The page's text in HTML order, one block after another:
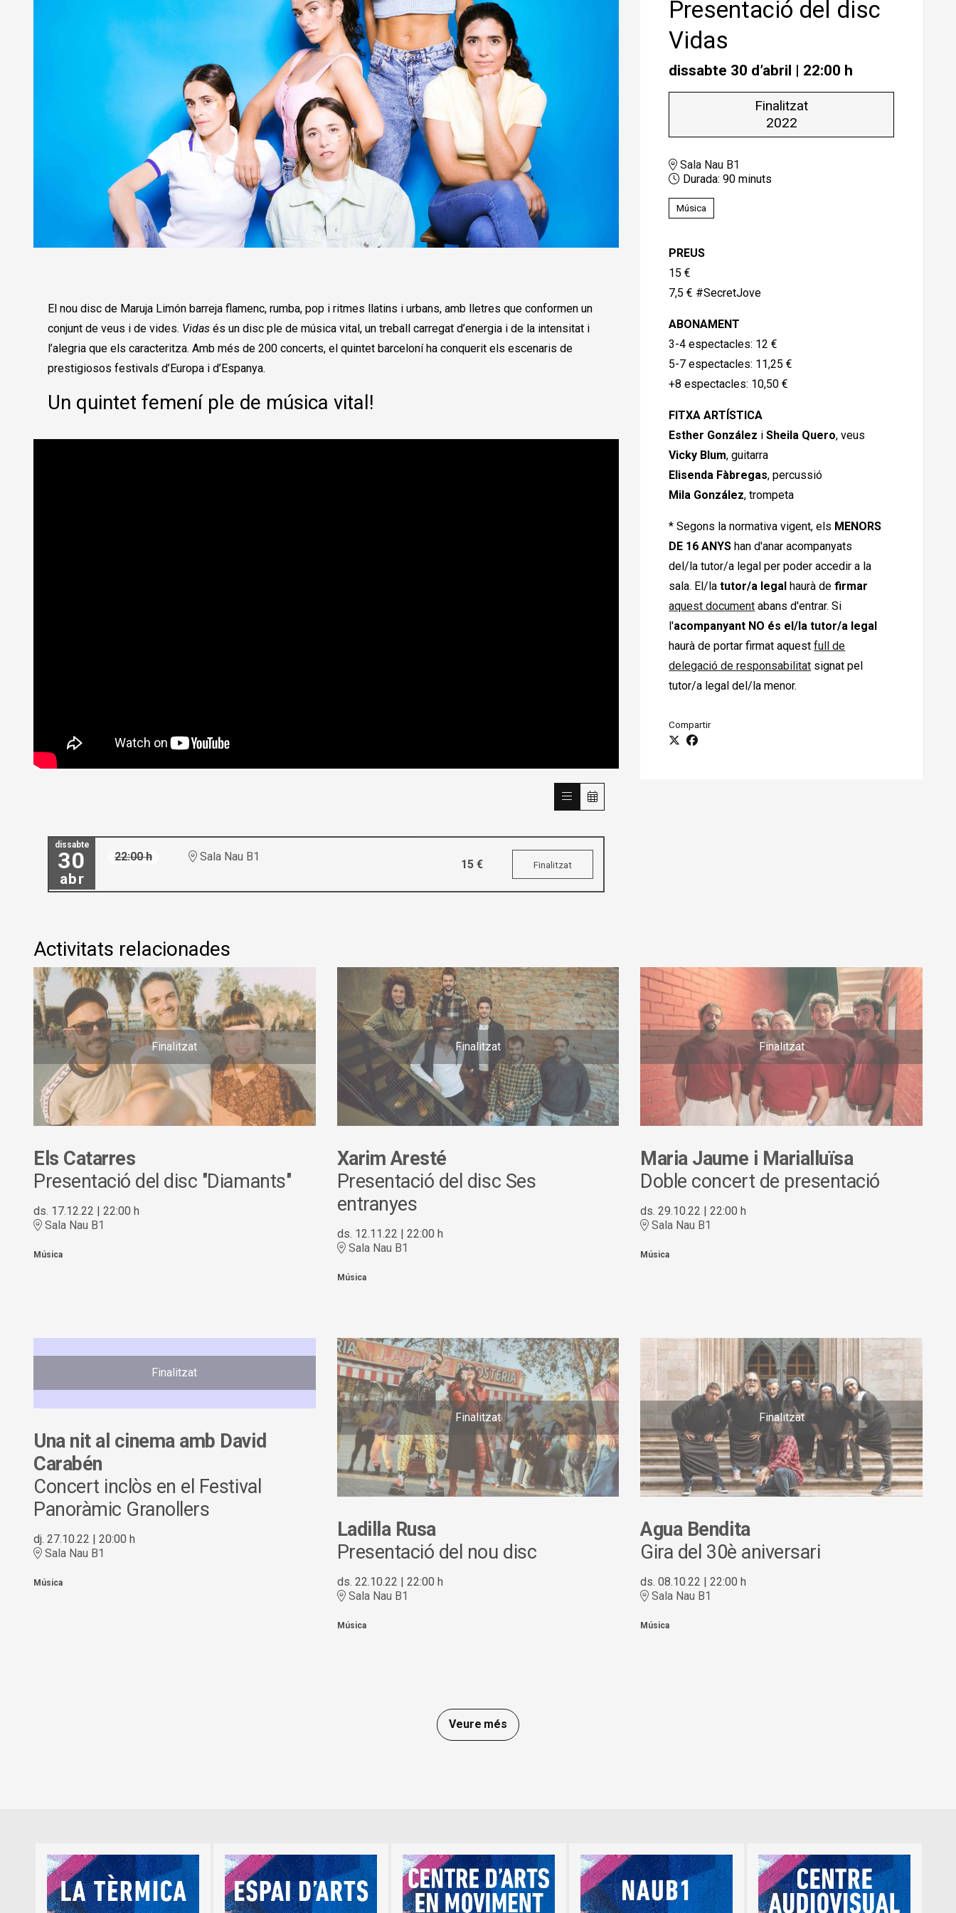
Presentació del disc
Vidas
dissabte 30 d’abril | 22:00 h
Finalitzat
2022
Sala Nau B1
Durada: 90 minuts
Música
PREUS
15 €
7,5 € #SecretJove
ABONAMENT
3-4 espectacles: 12 €
5-7 espectacles: 11,25 €
+8 espectacles: 10,50 €
FITXA ARTÍSTICA
Esther González iSheila Quero, veus
Vicky Blum, guitarra
Elisenda Fàbregas, percussió
Mila González, trompeta
* Segons la normativa vigent, els MENORS
DE 16 ANYS han d'anar acompanyats
del/la tutor/a legal per poder accedir a la
sala. El/latutor/a legal haurà de firmar
aquest document abans d'entrar. Si
l'acompanyant NO és el/la tutor/a legal
haurà de portar firmat aquestfull de
delegació de responsabilitat signat pel
tutor/a legal del/la menor.
Compartir
El nou disc de Maruja Limón barreja flamenc, rumba, pop i ritmes llatins i urbans, amb lletres que conformen un
conjunt de veus i de vides. Vidas és un disc ple de música vital, un treball carregat d’energia i de la intensitat i
l’alegria que els caracteritza. Amb més de 200 concerts, el quintet barceloní ha conquerit els escenaris de
prestigiosos festivals d’Europa i d’Espanya.
Un quintet femení ple de música vital!
dissabte
30
abr
22:00 h Sala Nau B1
15 € Finalitzat
Activitats relacionades
Finalitzat
Els Catarres
Presentació del disc "Diamants"
ds. 17.12.22
22:00 h
Sala Nau B1
Música
Finalitzat
Xarim Aresté
Presentació del disc Ses
entranyes
ds. 12.11.22
22:00 h
Sala Nau B1
Música
Finalitzat
Maria Jaume i Marialluïsa
Doble concert de presentació
ds. 29.10.22 |22:00 h
Sala Nau B1
Música
Finalitzat
Una nit al cinema amb David
Carabén
Concert inclòs en el Festival
Panoràmic Granollers
dj. 27.10.22 | 20:00 h
Sala Nau B1
Música
Finalitzat
Ladilla Rusa
Presentació del nou disc
ds. 22.10.22
22:00 h
Sala Nau B1
Música
Finalitzat
Agua Bendita
Gira del 30è aniversari
ds. 08.10.22 |22:00 h
Sala Nau B1
Música
Veure més